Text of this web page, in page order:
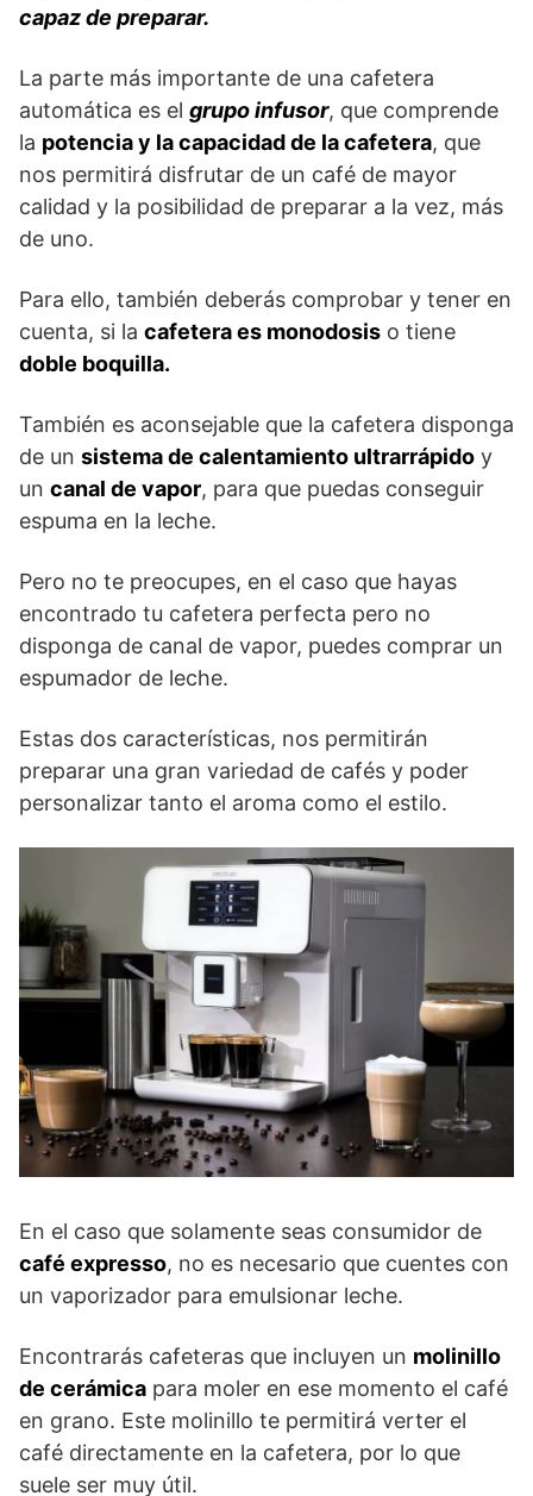
capaz de preparar.
La parte más importante de una cafetera
automática es el grupo infusor, que comprende
la potencia y la capacidad de la cafetera, que
nos permitirá disfrutar de un café de mayor
calidad y la posibilidad de preparar a la vez, más
de uno.
Para ello, también deberás comprobar y tener en
cuenta, si la cafetera es monodosis o tiene
doble boquilla.
También es aconsejable que la cafetera disponga
de un sistema de calentamiento ultrarrápido y
un canal de vapor, para que puedas conseguir
espuma en la leche.
Pero no te preocupes, en el caso que hayas
encontrado tu cafetera perfecta pero no
disponga de canal de vapor, puedes comprar un
espumador de leche.
Estas dos características, nos permitirán
preparar una gran variedad de cafés y poder
personalizar tanto el aroma como el estilo.
En el caso que solamente seas consumidor de
café expresso, no es necesario que cuentes con
un vaporizador para emulsionar leche.
Encontrarás cafeteras que incluyen un molinillo
de cerámica para moler en ese momento el café
en grano. Este molinillo te permitirá verter el
café directamente en la cafetera, por lo que
suele ser muy útil.